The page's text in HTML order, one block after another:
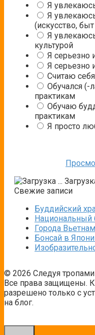
Я
Я
(искусство,
Я
культурой
Я серьезно
Я серьезно
Считаю
Обучался (-
практикам
Обучаю
практикам
Я просто
Свежие записи
Буддийский
Национальный
Города
Бонсай в
© 2026 Следуя
Все права защищены.
разрешено только с
на блог.